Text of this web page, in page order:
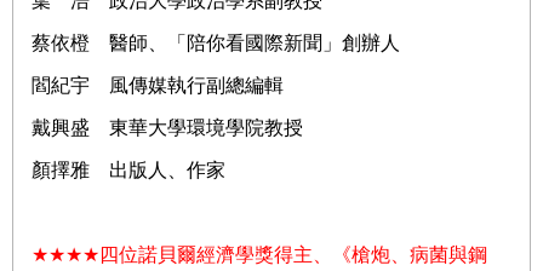
蔡依橙 醫師、「陪你看國際新聞」創辦人
閻紀宇 風傳媒執行副總編輯
戴興盛 東華大學環境學院教授
顏擇雅 出版人、作家
★★★★ 四位諾貝爾經濟學獎得主、《槍炮、病菌與鋼